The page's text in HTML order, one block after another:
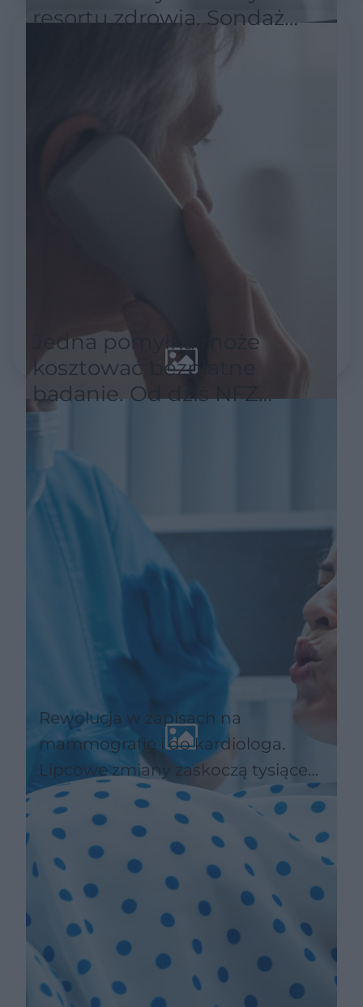
resortu zdrowia. Sondaż
Jedna pomyłka może
kosztować bezpłatne
badanie. Od dziś NFZ
wymaga nowego sposobu
zapisów
Rewolucja w zapisach na
mammografię i do kardiologa.
Lipcowe zmiany zaskoczą tysiące
pacjentów